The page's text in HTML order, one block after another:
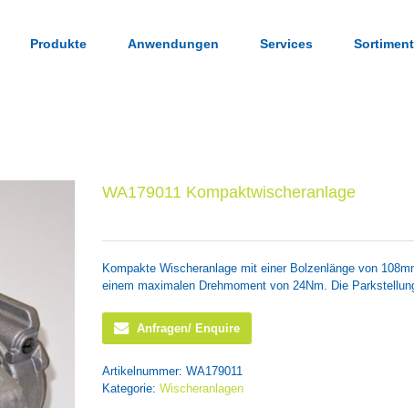
Produkte Anwendungen Services Sortiment
WA179011 Kompaktwischeranlage
Kompakte Wischeranlage mit einer Bolzenlänge von
einem maximalen Drehmoment von 24Nm. Die
Anfragen/ Enquire
Artikelnummer: WA179011
Kategorie: Wischeranlagen